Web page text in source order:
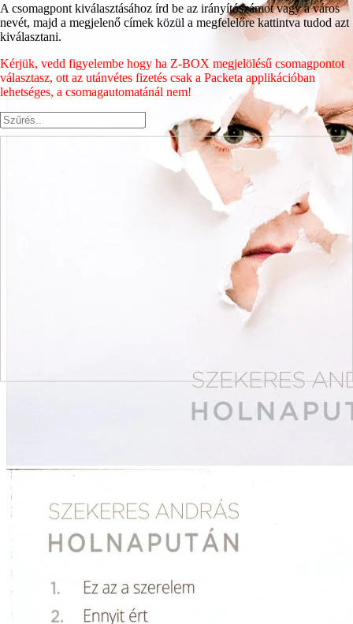
A csomagpont kiválasztásához írd be az irányítószámot vagy a város
nevét, majd a megjelenő címek közül a megfelelőre kattintva tudod azt
kiválasztani.
Kérjük, vedd figyelembe hogy ha Z-BOX megjelölésű csomagpontot
választasz, ott az utánvétes fizetés csak a Packeta applikációban
lehetséges, a csomagautomatánál nem!